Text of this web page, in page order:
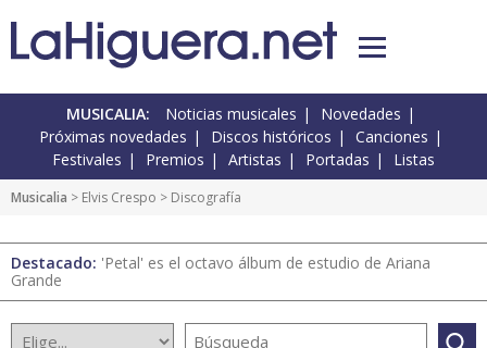
MUSICALIA: Noticias musicales
Novedades
Próximas novedades
Discos históricos
Canciones
Festivales
Premios Artistas Portadas Listas
Musicalia > Elvis Crespo > Discografía
Destacado: 'Petal' es el octavo álbum de estudio de Ariana
Grande